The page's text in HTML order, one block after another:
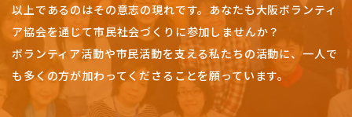
以上であるのはその意志の現れです。 あなたも大阪ボランティ
ア協会を通じて市民社会づくりに参加しませんか？
ボランティア活動や市民活動を支える私たちの活動に、一人で
も多くの方が加わってくださることを願っています。